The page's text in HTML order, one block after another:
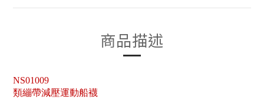
商品描述
NS01009
類繃帶減壓運動船襪